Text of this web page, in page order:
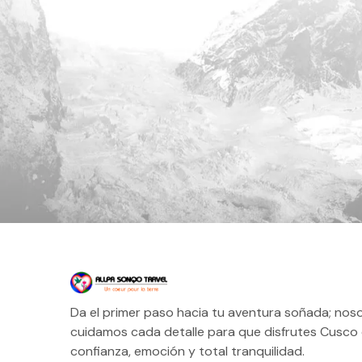
Da el primer paso hacia tu aventura soñada;
cuidamos cada detalle para que disfrutes Cusco
confianza, emoción y total tranquilidad.